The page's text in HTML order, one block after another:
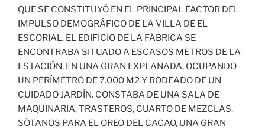
QUE SE CONSTITUYÓ EN EL PRINCIPAL FACTOR DEL
IMPULSO DEMOGRÁFICO DE LA VILLA DE EL
ESCORIAL. EL EDIFICIO DE LA FÁBRICA SE
ENCONTRABA SITUADO A ESCASOS METROS DE LA
ESTACIÓN, EN UNA GRAN EXPLANADA, OCUPANDO
UN PERÍMETRO DE 7.000 M2 Y RODEADO DE UN
CUIDADO JARDÍN. CONSTABA DE UNA SALA DE
MAQUINARIA, TRASTEROS, CUARTO DE MEZCLAS.
SÓTANOS PARA EL OREO DEL CACAO, UNA GRAN